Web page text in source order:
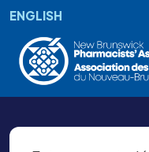
Aller au contenu principal
ENGLISH